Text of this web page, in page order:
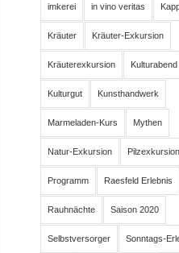
imkerei in vino veritas
Kräuter Kräuter-Exkursion
Kräuterexkursion Kulturabend
Kulturgut Kunsthandwerk
Marmeladen-Kurs Mythen
Natur-Exkursion Pilzexkursion
Programm Raesfeld Erlebnis
Rauhnächte Saison 2020
Selbstversorger Sonntags-